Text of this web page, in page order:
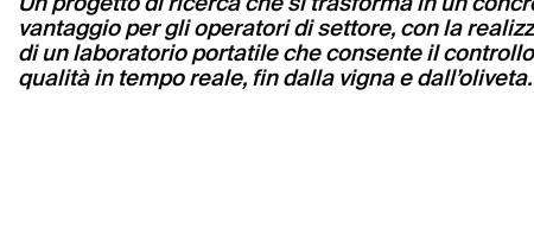
Un progetto di ricerca che si trasforma in un
vantaggio per gli operatori di settore, con la
di un laboratorio portatile che consente il
qualità in tempo reale, fin dalla vigna e dall’oliveta.